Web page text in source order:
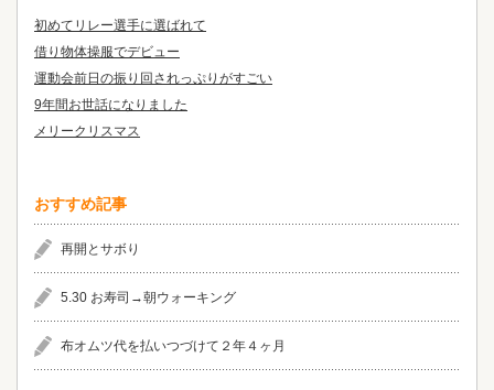
初めてリレー選手に選ばれて
借り物体操服でデビュー
運動会前日の振り回されっぷりがすごい
9年間お世話になりました
メリークリスマス
おすすめ記事
再開とサボり
5.30 お寿司→朝ウォーキング
布オムツ代を払いつづけて２年４ヶ月